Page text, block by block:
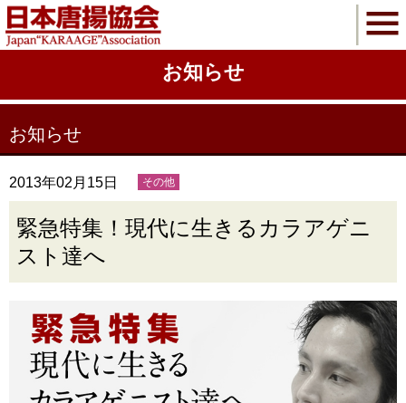
お知らせ
お知らせ
2013年02月15日 その他
緊急特集！現代に生きるカラアゲニ
スト達へ